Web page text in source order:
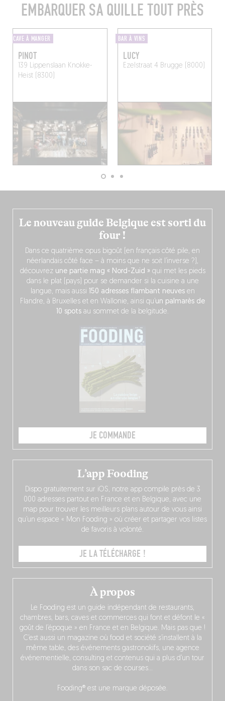
EMBARQUER SA QUILLE TOUT PRÈS
CAVE À MANGER
PINOT
139 Lippenslaan Knokke-
Heist (8300)
BAR À VINS
LUCY
Ezelstraat 4 Brugge (8000)
Le nouveau guide Belgique est sorti du
four !
Dans ce quatrième opus bigoût (en français côté pile, en
néerlandais côté face – à moins que ne soit l’inverse ?),
découvrez une partie mag « Nord-Zuid » qui met les pieds
dans le plat (pays) pour se demander si la cuisine a une
langue, mais aussi 150 adresses flambant neuvesen
Flandre, à Bruxelles et en Wallonie, ainsi qu’un palmarès de
10 spots au sommet de la belgitude.
JE COMMANDE
À propos
Le Fooding est un guide indépendant de restaurants,
chambres, bars, caves et commerces qui font et défont le «
goût de l’époque » en France et en Belgique. Mais pas que !
C’est aussi un magazine où food et société s’installent à la
même table, des événements gastronokifs, une agence
événementielle, consulting et contenus qui a plus d’un tour
dans son sac de courses…
Fooding® est une marque déposée.
L’app Fooding
Dispo gratuitement sur iOS, notre app compile près de 3
000 adresses partout en France et en Belgique, avec une
map pour trouver les meilleurs plans autour de vous ainsi
qu’un espace « Mon Fooding » où créer et partager vos listes
de favoris à volonté.
JE LA TÉLÉCHARGE !